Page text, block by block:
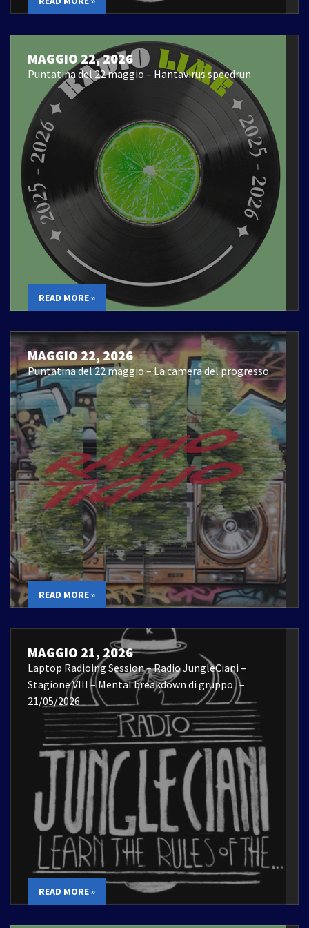
MAGGIO 22, 2026
Puntatina del 22 maggio – Hantavirus speedrun
READ MORE »
MAGGIO 22, 2026
Puntatina del 22 maggio – La camera del progresso
READ MORE »
MAGGIO 21, 2026
Laptop Radioing Session – Radio JungleCiani –
Stagione VIII – Mental breakdown di gruppo –
21/05/2026
READ MORE »